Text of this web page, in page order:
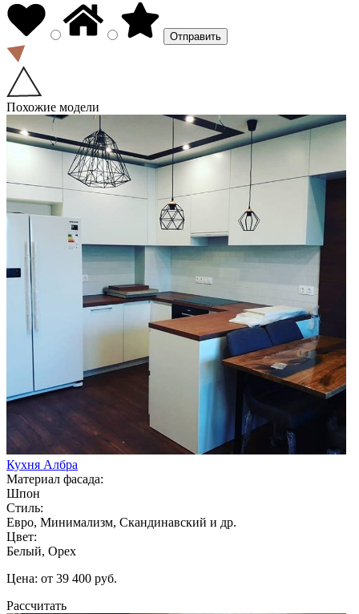
Похожие модели
Кухня Албра
Материал фасада:
Шпон
Стиль:
Евро, Минимализм, Скандинавский и др.
Цвет:
Белый, Орех
Цена: от 39 400 руб.
Рассчитать